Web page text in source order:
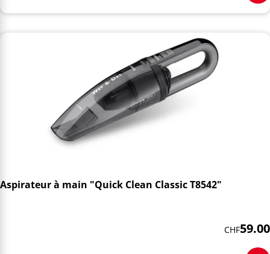
Aspirateur à main "Quick Clean Classic T8542"
CHF59.00